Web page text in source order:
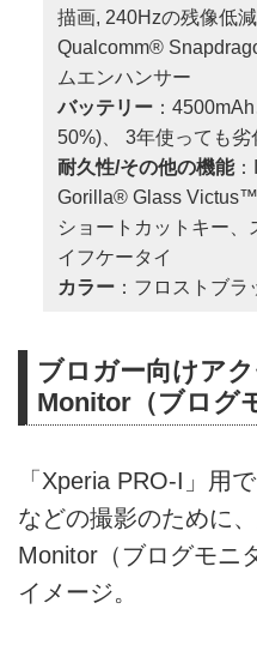
描画, 240Hzの残像低
Qualcomm®
ムエンハンサー
バッテリー：
50%)、 3年使っても
耐久性/その他の機能：
Gorilla® Glass Victus™
ショートカットキー、
イフケータイ
カラー：フロストブラ
ブロガー向けア
Monitor（ブログ
「Xperia PRO-I」用
などの撮影のために
Monitor（ブログモニ
イメージ。